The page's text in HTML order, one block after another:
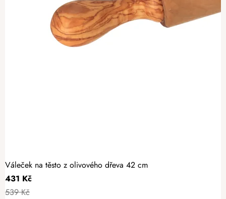
Váleček na těsto z olivového dřeva 42 cm
431 Kč
539 Kč